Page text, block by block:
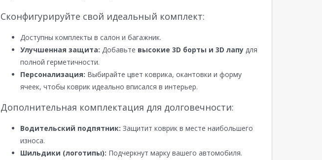
Сконфигурируйте свой идеальный комплект:
Доступны комплекты в салон и багажник.
Улучшенная защита: Добавьте высокие 3D борты и 3D лапу для
полной герметичности.
Персонализация: Выбирайте цвет коврика, окантовки и форму
ячеек, чтобы коврик идеально вписался в интерьер.
Дополнительная комплектация для долговечности:
Водительский подпятник: Защитит коврик в месте наибольшего
износа.
Шильдики (логотипы): Подчеркнут марку вашего автомобиля.